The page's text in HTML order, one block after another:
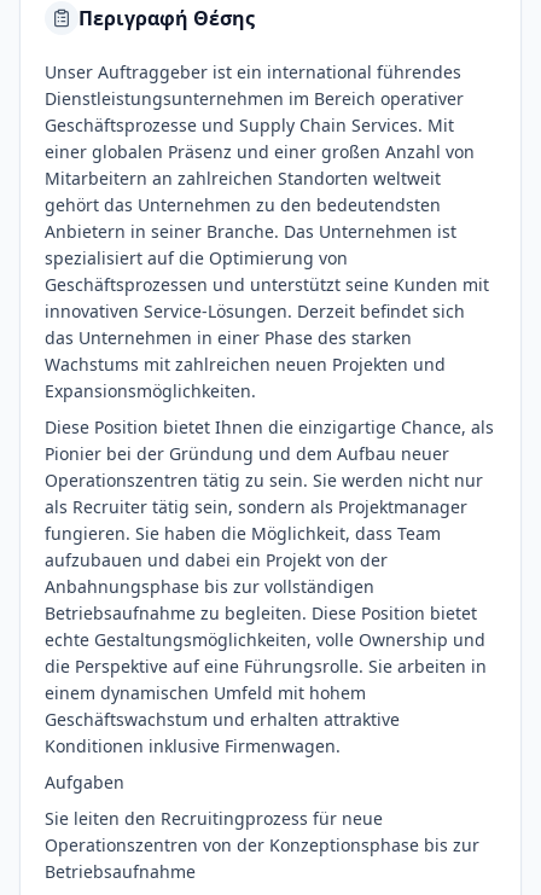
Περιγραφή Θέσης
Unser Auftraggeber ist ein international führendes
Dienstleistungsunternehmen im Bereich operativer
Geschäftsprozesse und Supply Chain Services. Mit
einer globalen Präsenz und einer großen Anzahl von
Mitarbeitern an zahlreichen Standorten weltweit
gehört das Unternehmen zu den bedeutendsten
Anbietern in seiner Branche. Das Unternehmen ist
spezialisiert auf die Optimierung von
Geschäftsprozessen und unterstützt seine Kunden mit
innovativen Service-Lösungen. Derzeit befindet sich
das Unternehmen in einer Phase des starken
Wachstums mit zahlreichen neuen Projekten und
Expansionsmöglichkeiten.
Diese Position bietet Ihnen die einzigartige Chance, als
Pionier bei der Gründung und dem Aufbau neuer
Operationszentren tätig zu sein. Sie werden nicht nur
als Recruiter tätig sein, sondern als Projektmanager
fungieren. Sie haben die Möglichkeit, dass Team
aufzubauen und dabei ein Projekt von der
Anbahnungsphase bis zur vollständigen
Betriebsaufnahme zu begleiten. Diese Position bietet
echte Gestaltungsmöglichkeiten, volle Ownership und
die Perspektive auf eine Führungsrolle. Sie arbeiten in
einem dynamischen Umfeld mit hohem
Geschäftswachstum und erhalten attraktive
Konditionen inklusive Firmenwagen.
Aufgaben
Sie leiten den Recruitingprozess für neue
Operationszentren von der Konzeptionsphase bis zur
Betriebsaufnahme